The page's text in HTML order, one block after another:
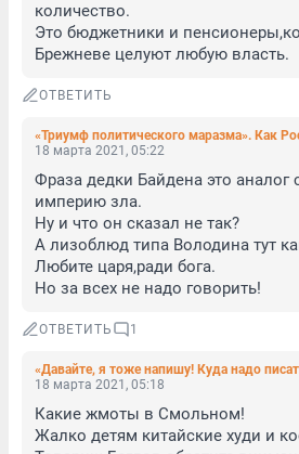
количество.
Это бюджетники и
Брежневе целуют любую власть.
ОТВЕТИТЬ
18 марта 2021, 05:22
Фраза дедки Байдена это аналог
империю зла.
Ну и что он сказал не так?
А лизоблюд типа Володина тут
Любите царя,ради бога.
Но за всех не надо говорить!
ОТВЕТИТЬ 1
18 марта 2021, 05:18
Какие жмоты в Смольном!
Жалко детям китайские худи и